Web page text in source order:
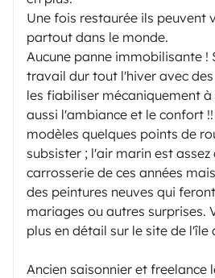
€0.90/km
Most people stay to enjoy
spots and activities, but you can
the island and region if desired.
Please inform me in advance for
the island of Oléron or outside
region, or if you think you may
mileage package.
Une fois restaurée ils peuvent
partout dans le monde.
Aucune panne immobilisante !
travail dur tout l'hiver avec
les fiabiliser mécaniquement
aussi l'ambiance et le confort
modèles quelques points de
subsister ; l'air marin est assez
carrosserie de ces années
des peintures neuves qui
mariages ou autres surprises.
plus en détail sur le site de l'île
Ancien saisonnier et freelance